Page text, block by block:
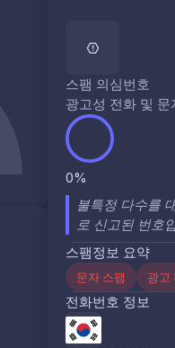
스팸 의심번호
광고성 전화 및 문
0%
불특정 다수를
로 신고된 번호
스팸정보 요약
문자 스팸 광고
전화번호 정보